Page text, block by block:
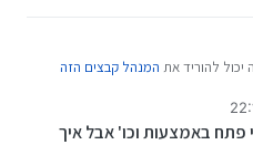
יכול להוריד את המנהל קבצים הזה
פתח באמצעות וכו' אבל איך